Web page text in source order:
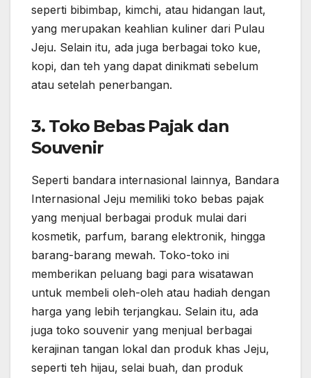
seperti bibimbap, kimchi, atau hidangan laut,
yang merupakan keahlian kuliner dari Pulau
Jeju. Selain itu, ada juga berbagai toko kue,
kopi, dan teh yang dapat dinikmati sebelum
atau setelah penerbangan.
3. Toko Bebas Pajak dan
Souvenir
Seperti bandara internasional lainnya, Bandara
Internasional Jeju memiliki toko bebas pajak
yang menjual berbagai produk mulai dari
kosmetik, parfum, barang elektronik, hingga
barang-barang mewah. Toko-toko ini
memberikan peluang bagi para wisatawan
untuk membeli oleh-oleh atau hadiah dengan
harga yang lebih terjangkau. Selain itu, ada
juga toko souvenir yang menjual berbagai
kerajinan tangan lokal dan produk khas Jeju,
seperti teh hijau, selai buah, dan produk